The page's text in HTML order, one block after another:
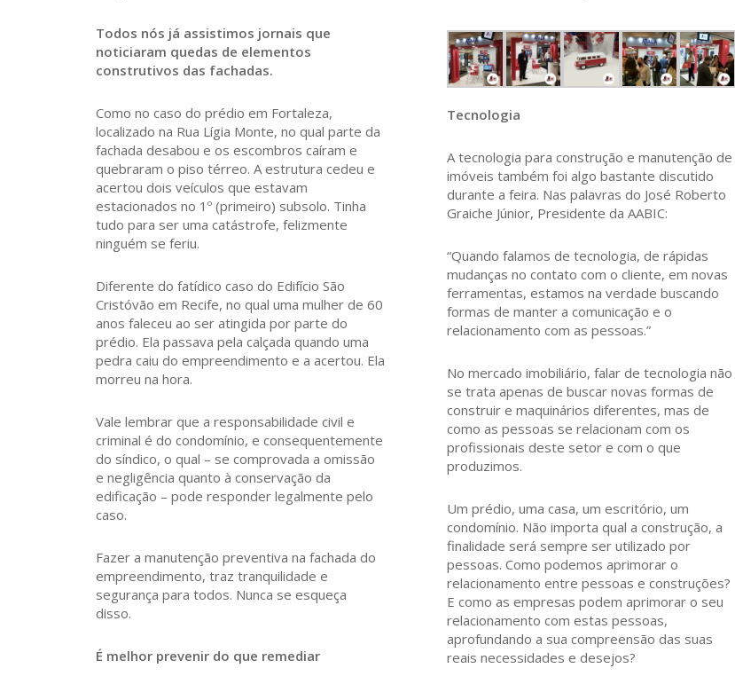
Todos nós já assistimos jornais que
noticiaram quedas de elementos
construtivos das fachadas.
Como no caso do prédio em Fortaleza,
localizado na Rua Lígia Monte, no qual parte da
fachada desabou e os escombros caíram e
quebraram o piso térreo. A estrutura cedeu e
acertou dois veículos que estavam
estacionados no 1º (primeiro) subsolo. Tinha
tudo para ser uma catástrofe, felizmente
ninguém se feriu.
Diferente do fatídico caso do Edifício São
Cristóvão em Recife, no qual uma mulher de 60
anos faleceu ao ser atingida por parte do
prédio. Ela passava pela calçada quando uma
pedra caiu do empreendimento e a acertou. Ela
morreu na hora.
Vale lembrar que a responsabilidade civil e
criminal é do condomínio, e consequentemente
do síndico, o qual – se comprovada a omissão
e negligência quanto à conservação da
edificação – pode responder legalmente pelo
caso.
Fazer a manutenção preventiva na fachada do
empreendimento, traz tranquilidade e
segurança para todos. Nunca se esqueça
disso.
É melhor prevenir do que remediar
Tecnologia
A tecnologia para construção e manutenção de
imóveis também foi algo bastante discutido
durante a feira. Nas palavras do José Roberto
Graiche Júnior, Presidente da AABIC:
“Quando falamos de tecnologia, de rápidas
mudanças no contato com o cliente, em novas
ferramentas, estamos na verdade buscando
formas de manter a comunicação e o
relacionamento com as pessoas.”
No mercado imobiliário, falar de tecnologia não
se trata apenas de buscar novas formas de
construir e maquinários diferentes, mas de
como as pessoas se relacionam com os
profissionais deste setor e com o que
produzimos.
Um prédio, uma casa, um escritório, um
condomínio. Não importa qual a construção, a
finalidade será sempre ser utilizado por
pessoas. Como podemos aprimorar o
relacionamento entre pessoas e construções?
E como as empresas podem aprimorar o seu
relacionamento com estas pessoas,
aprofundando a sua compreensão das suas
reais necessidades e desejos?